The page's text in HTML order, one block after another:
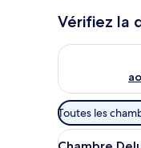
Vérifiez la
Vérifier la
Filtres
disponibles
pour
Toutes les
Afficher
5